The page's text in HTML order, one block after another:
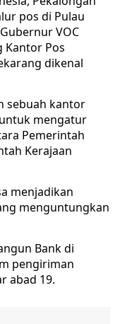
pos di Pulau
VOC
Kantor Pos
dikenal
sebuah kantor
mengatur
Pemerintah
Kerajaan
menjadikan
menguntungkan
Bank di
pengiriman
abad 19.